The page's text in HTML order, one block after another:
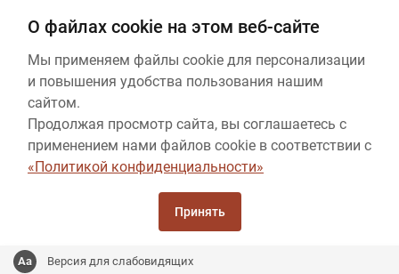
О файлах cookie на этом веб-сайте
Мы применяем файлы cookie для персонализации
и повышения удобства пользования нашим
сайтом.
Продолжая просмотр сайта, вы соглашаетесь с
применением нами файлов cookie в соответствии с
«Политикой конфиденциальности»
Принять
Версия для слабовидящих